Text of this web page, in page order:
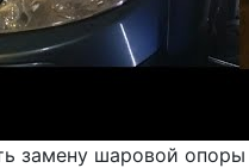
замену шаровой